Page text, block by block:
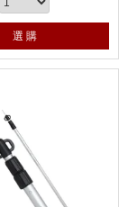
選 購